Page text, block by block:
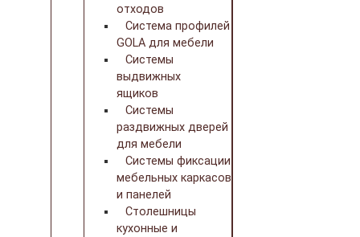
отходов
Система профилей
GOLA для мебели
Системы
выдвижных
ящиков
Системы
раздвижных дверей
для мебели
Системы фиксации
мебельных каркасов
и панелей
Столешницы
кухонные и